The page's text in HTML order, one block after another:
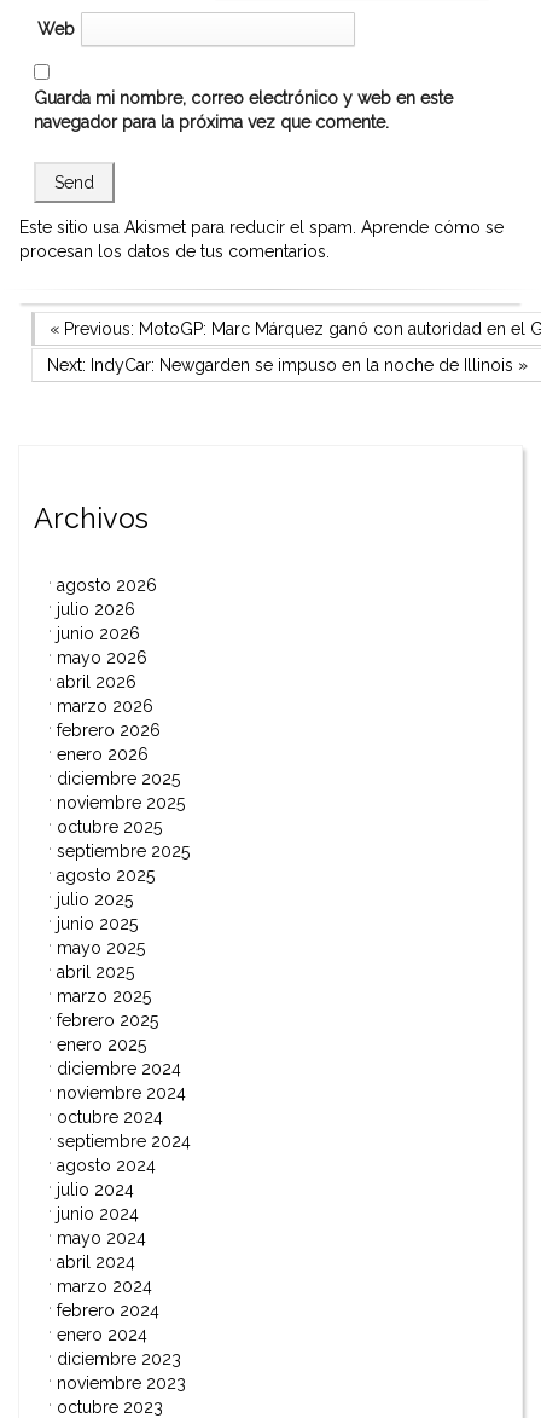
Web
Guarda mi nombre, correo electrónico y web en este
navegador para la próxima vez que comente.
Este sitio usa Akismet para reducir el spam. Aprende cómo se
procesan los datos de tus comentarios.
Navegación
de
Previous Post
« Previous: MotoGP: Marc Márquez ganó con autoridad en el
Next Post
Next: IndyCar: Newgarden se impuso en la noche de Illinois »
Archivos
agosto 2026
julio 2026
junio 2026
mayo 2026
abril 2026
marzo 2026
febrero 2026
enero 2026
diciembre 2025
noviembre 2025
octubre 2025
septiembre 2025
agosto 2025
julio 2025
junio 2025
mayo 2025
abril 2025
marzo 2025
febrero 2025
enero 2025
diciembre 2024
noviembre 2024
octubre 2024
septiembre 2024
agosto 2024
julio 2024
junio 2024
mayo 2024
abril 2024
marzo 2024
febrero 2024
enero 2024
diciembre 2023
noviembre 2023
octubre 2023